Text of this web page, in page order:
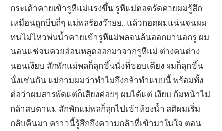
กระเด้าควยเข้ารูหีแม่แรงขึ้น รูหีแม่ตอดรัดควยผมรู้สึก
เหมือนถูกบีบถี่ๆ แม่พลร้องว๊ายย.. แล้วกอดผมแน่นจนผม
ทนไม่ไหวพ่นน้ำควยเข้ารูหีแม่พลจนล้นออกมานอกรู ผม
นอนแช่จนควยอ่อนหลุดออกมาจากรูหีแม่ ต่างคนต่าง
นอนเงียบ สักพักแม่พลก็ลุกขึ้นนั่งที่ขอบเตียง ผมก็ลุกขึ้น
นั่งเช่นกัน แม่ถามผมว่าทำไมถึงกล้าทำแบบนี้ พร้อมทั้ง
ต่อว่าผมสารพัดแต่ก็เสียงค่อยๆ ผมได้แต่ เงียบ ก้มหน้าไม่
กล้าสบตาแม่ สักพักแม่พลก็ลุกไปเข้าห้องน้ำ สติผมเริ่ม
กลับคืนมา คราวนี้รู้สึกถึงความกลัวที่เข้ามาในใจ ตอน